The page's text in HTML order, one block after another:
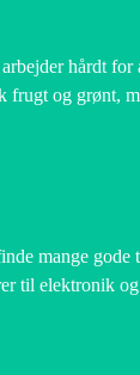
hårdt for
frugt og grønt,
mange
til elektronik